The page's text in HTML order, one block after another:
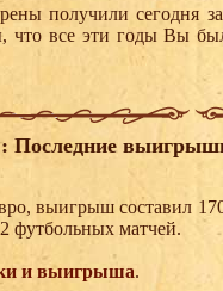
получили сегодня
что все эти годы Вы
: Последние
выигрыш составил
футбольных матчей.
и выигрыша.